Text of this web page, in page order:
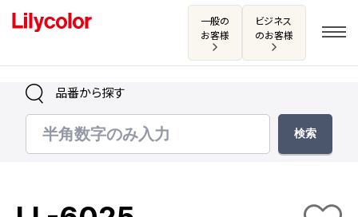
一般の
お客様
ビジネス
のお客様
ログイン・新規会員登録
お気に入り
品番から探す